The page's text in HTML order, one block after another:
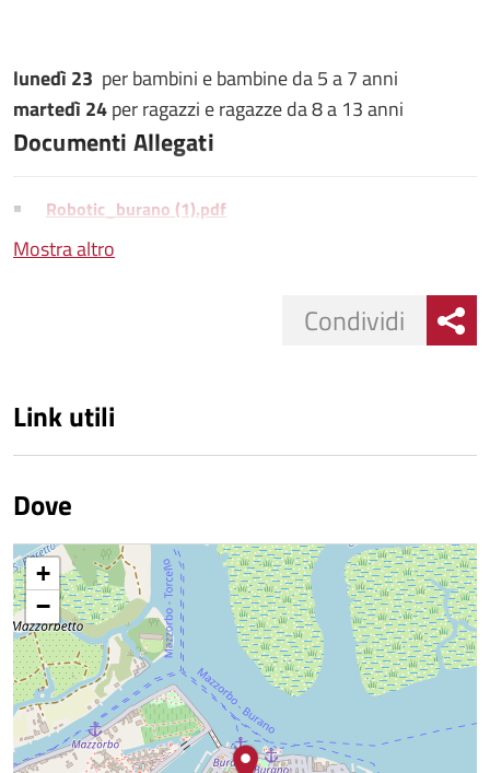
lunedì 23 per bambini e bambine da 5 a 7 anni
martedì 24per ragazzi e ragazze da 8 a 13 anni
Documenti Allegati
Robotic_burano (1).pdf
Mostra altro
Condividi
Link utili
Dove
+
−